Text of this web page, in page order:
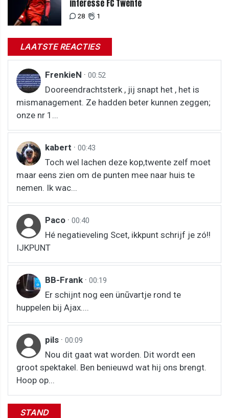
interesse FC Twente
28 1
LAATSTE REACTIES
FrenkieN · 00:52
Dooreendrachtsterk , jij snapt het , het is
mismanagement. Ze hadden beter kunnen zeggen;
onze nr 1...
kabert · 00:43
Toch wel lachen deze kop,twente zelf moet
maar eens zien om de punten mee naar huis te
nemen. Ik wac...
Paco · 00:40
Hé negatieveling Scet, ikkpunt schrijf je zó!!
IJKPUNT
BB-Frank · 00:19
Er schijnt nog een ünūvartje rond te
huppelen bij Ajax....
pils · 00:09
Nou dit gaat wat worden. Dit wordt een
groot spektakel. Ben benieuwd wat hij ons brengt.
Hoop op...
STAND